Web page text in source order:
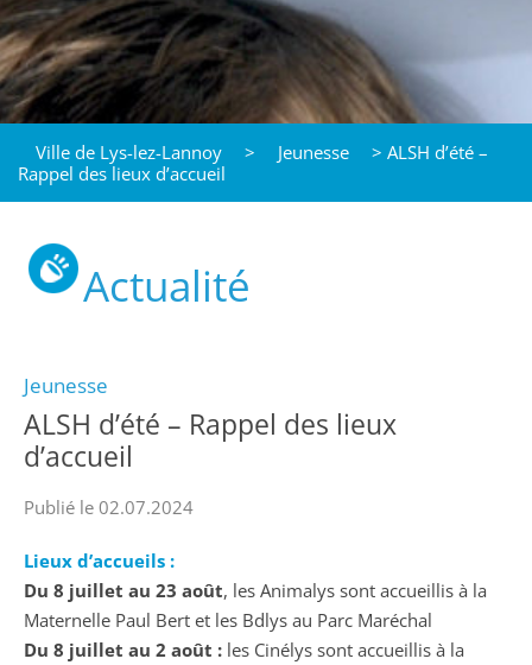
Ville de Lys-lez-Lannoy > Jeunesse > ALSH d’été –
Rappel des lieux d’accueil
Actualité
Jeunesse
ALSH d’été – Rappel des lieux
d’accueil
Publié le 02.07.2024
Lieux d’accueils :
Du 8 juillet au 23 août, les Animalys sont accueillis à la
Maternelle Paul Bert et les Bdlys au Parc Maréchal
Du 8 juillet au 2 août : les Cinélys sont accueillis à la